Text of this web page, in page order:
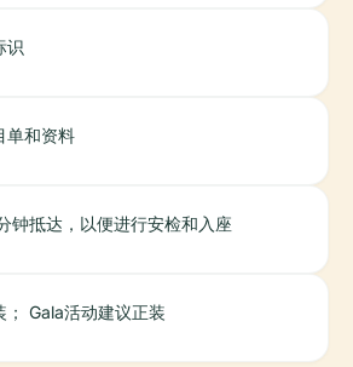
识
单和资料
钟抵达，以便进行安检和入座
； Gala活动建议正装